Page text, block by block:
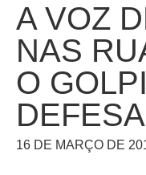
A VOZ
NAS
O
16 DE MARÇO DE